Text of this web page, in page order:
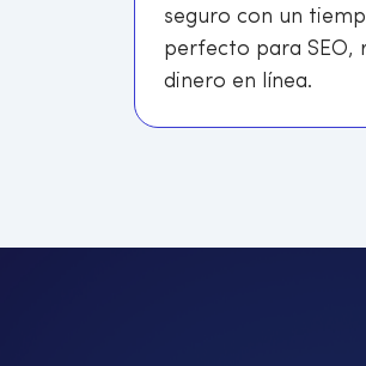
seguro con un
perfecto para SEO,
dinero en línea.